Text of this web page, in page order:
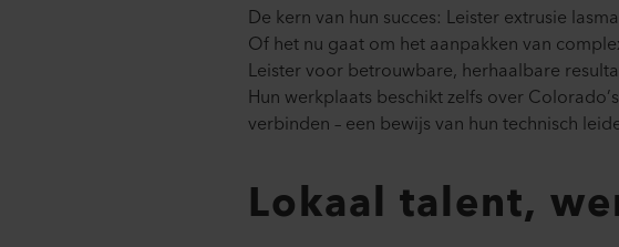
De kern van hun succes: Leister extrusie
Of het nu gaat om het aanpakken van
Leister voor betrouwbare, herhaalbare
Hun werkplaats beschikt zelfs over
verbinden – een bewijs van hun technisch
Lokaal talent,